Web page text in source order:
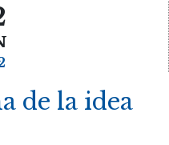
de la idea